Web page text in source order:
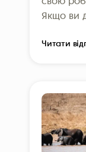
ООН,
Якщо ви
Читати